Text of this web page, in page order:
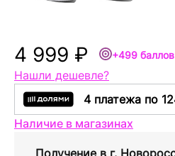
4 999 ₽ +499 баллов
Нашли дешевле?
4 платежа по
Наличие в магазинах
Получение в г.